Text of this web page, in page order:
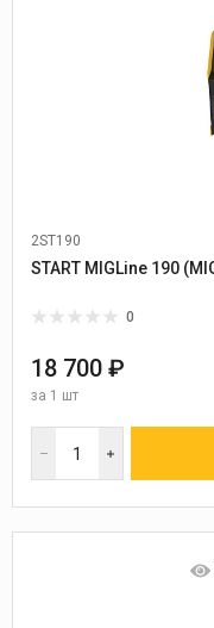
2ST190
0
18 700 ₽
за 1 шт